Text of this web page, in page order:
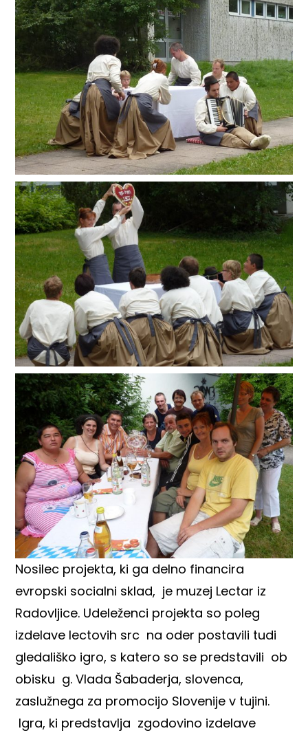
Nosilec projekta, ki ga delno financira
evropski socialni sklad, je muzej Lectar iz
Radovljice. Udeleženci projekta so poleg
izdelave lectovih src na oder postavili tudi
gledališko igro, s katero so se predstavili ob
obisku g. Vlada Šabaderja, slovenca,
zaslužnega za promocijo Slovenije v tujini.
Igra, ki predstavlja zgodovino izdelave